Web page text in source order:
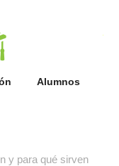
Alumnos
y para qué sirven